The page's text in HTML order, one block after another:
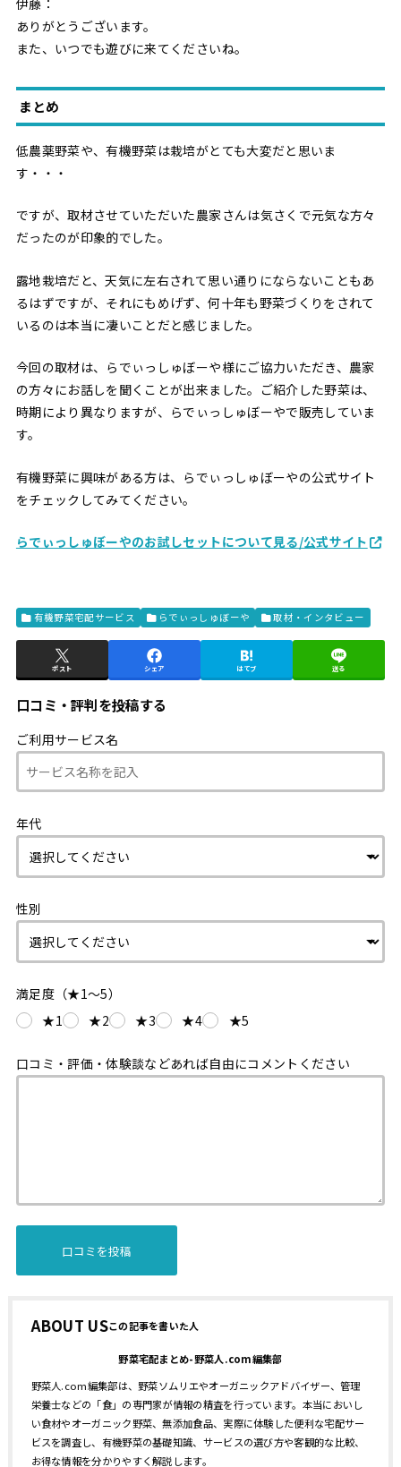
伊藤：
ありがとうございます。
また、いつでも遊びに来てくださいね。
まとめ
低農薬野菜や、有機野菜は栽培がとても大変だと思いま
す・・・
ですが、取材させていただいた農家さんは気さくで元気な方々
だったのが印象的でした。
露地栽培だと、天気に左右されて思い通りにならないこともあ
るはずですが、それにもめげず、何十年も野菜づくりをされて
いるのは本当に凄いことだと感じました。
今回の取材は、らでぃっしゅぼーや様にご協力いただき、農家
の方々にお話しを聞くことが出来ました。ご紹介した野菜は、
時期により異なりますが、らでぃっしゅぼーやで販売していま
す。
有機野菜に興味がある方は、らでぃっしゅぼーやの公式サイト
をチェックしてみてください。
らでぃっしゅぼーやのお試しセットについて見る/公式サイト
有機野菜宅配サービス らでぃっしゅぼーや 取材・インタビュー
ポスト シェア はてブ 送る
口コミ・評判を投稿する
ご利用サービス名
年代
性別
満足度（★1〜5）
★1
★2 ★3 ★4 ★5
口コミ・評価・体験談などあれば自由にコメントください
ABOUT US
野菜宅配まとめ-野菜人.com編集部
野菜人.com編集部は、野菜ソムリエやオーガニックアドバイザー、管理
栄養士などの「食」の専門家が情報の精査を行っています。本当においし
い食材やオーガニック野菜、無添加食品、実際に体験した便利な宅配サー
ビスを調査し、有機野菜の基礎知識、サービスの選び方や客観的な比較、
お得な情報を分かりやすく解説します。